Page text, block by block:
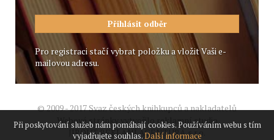
Pro registraci stačí vybrat položku a vložit Vaši e-
mailovou adresu.
© 2009 - 2017 Svaz českých knihkupců a nakladatelů
Webové stránky vytvořilo reklamní studio
JIROUT REKLANÍ AGENTURA s.r.o.
Při poskytování služeb nám pomáhají cookies. Používáním webu s tím
vyjadřujete souhlas.Další informace